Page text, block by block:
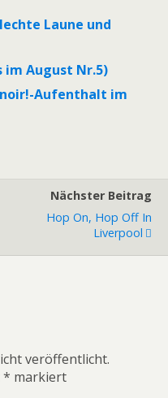
Laune und
im August Nr.5)
Aufenthalt im
Nächster Beitrag
Hop On, Hop Off In
Liverpool
veröffentlicht.
* markiert